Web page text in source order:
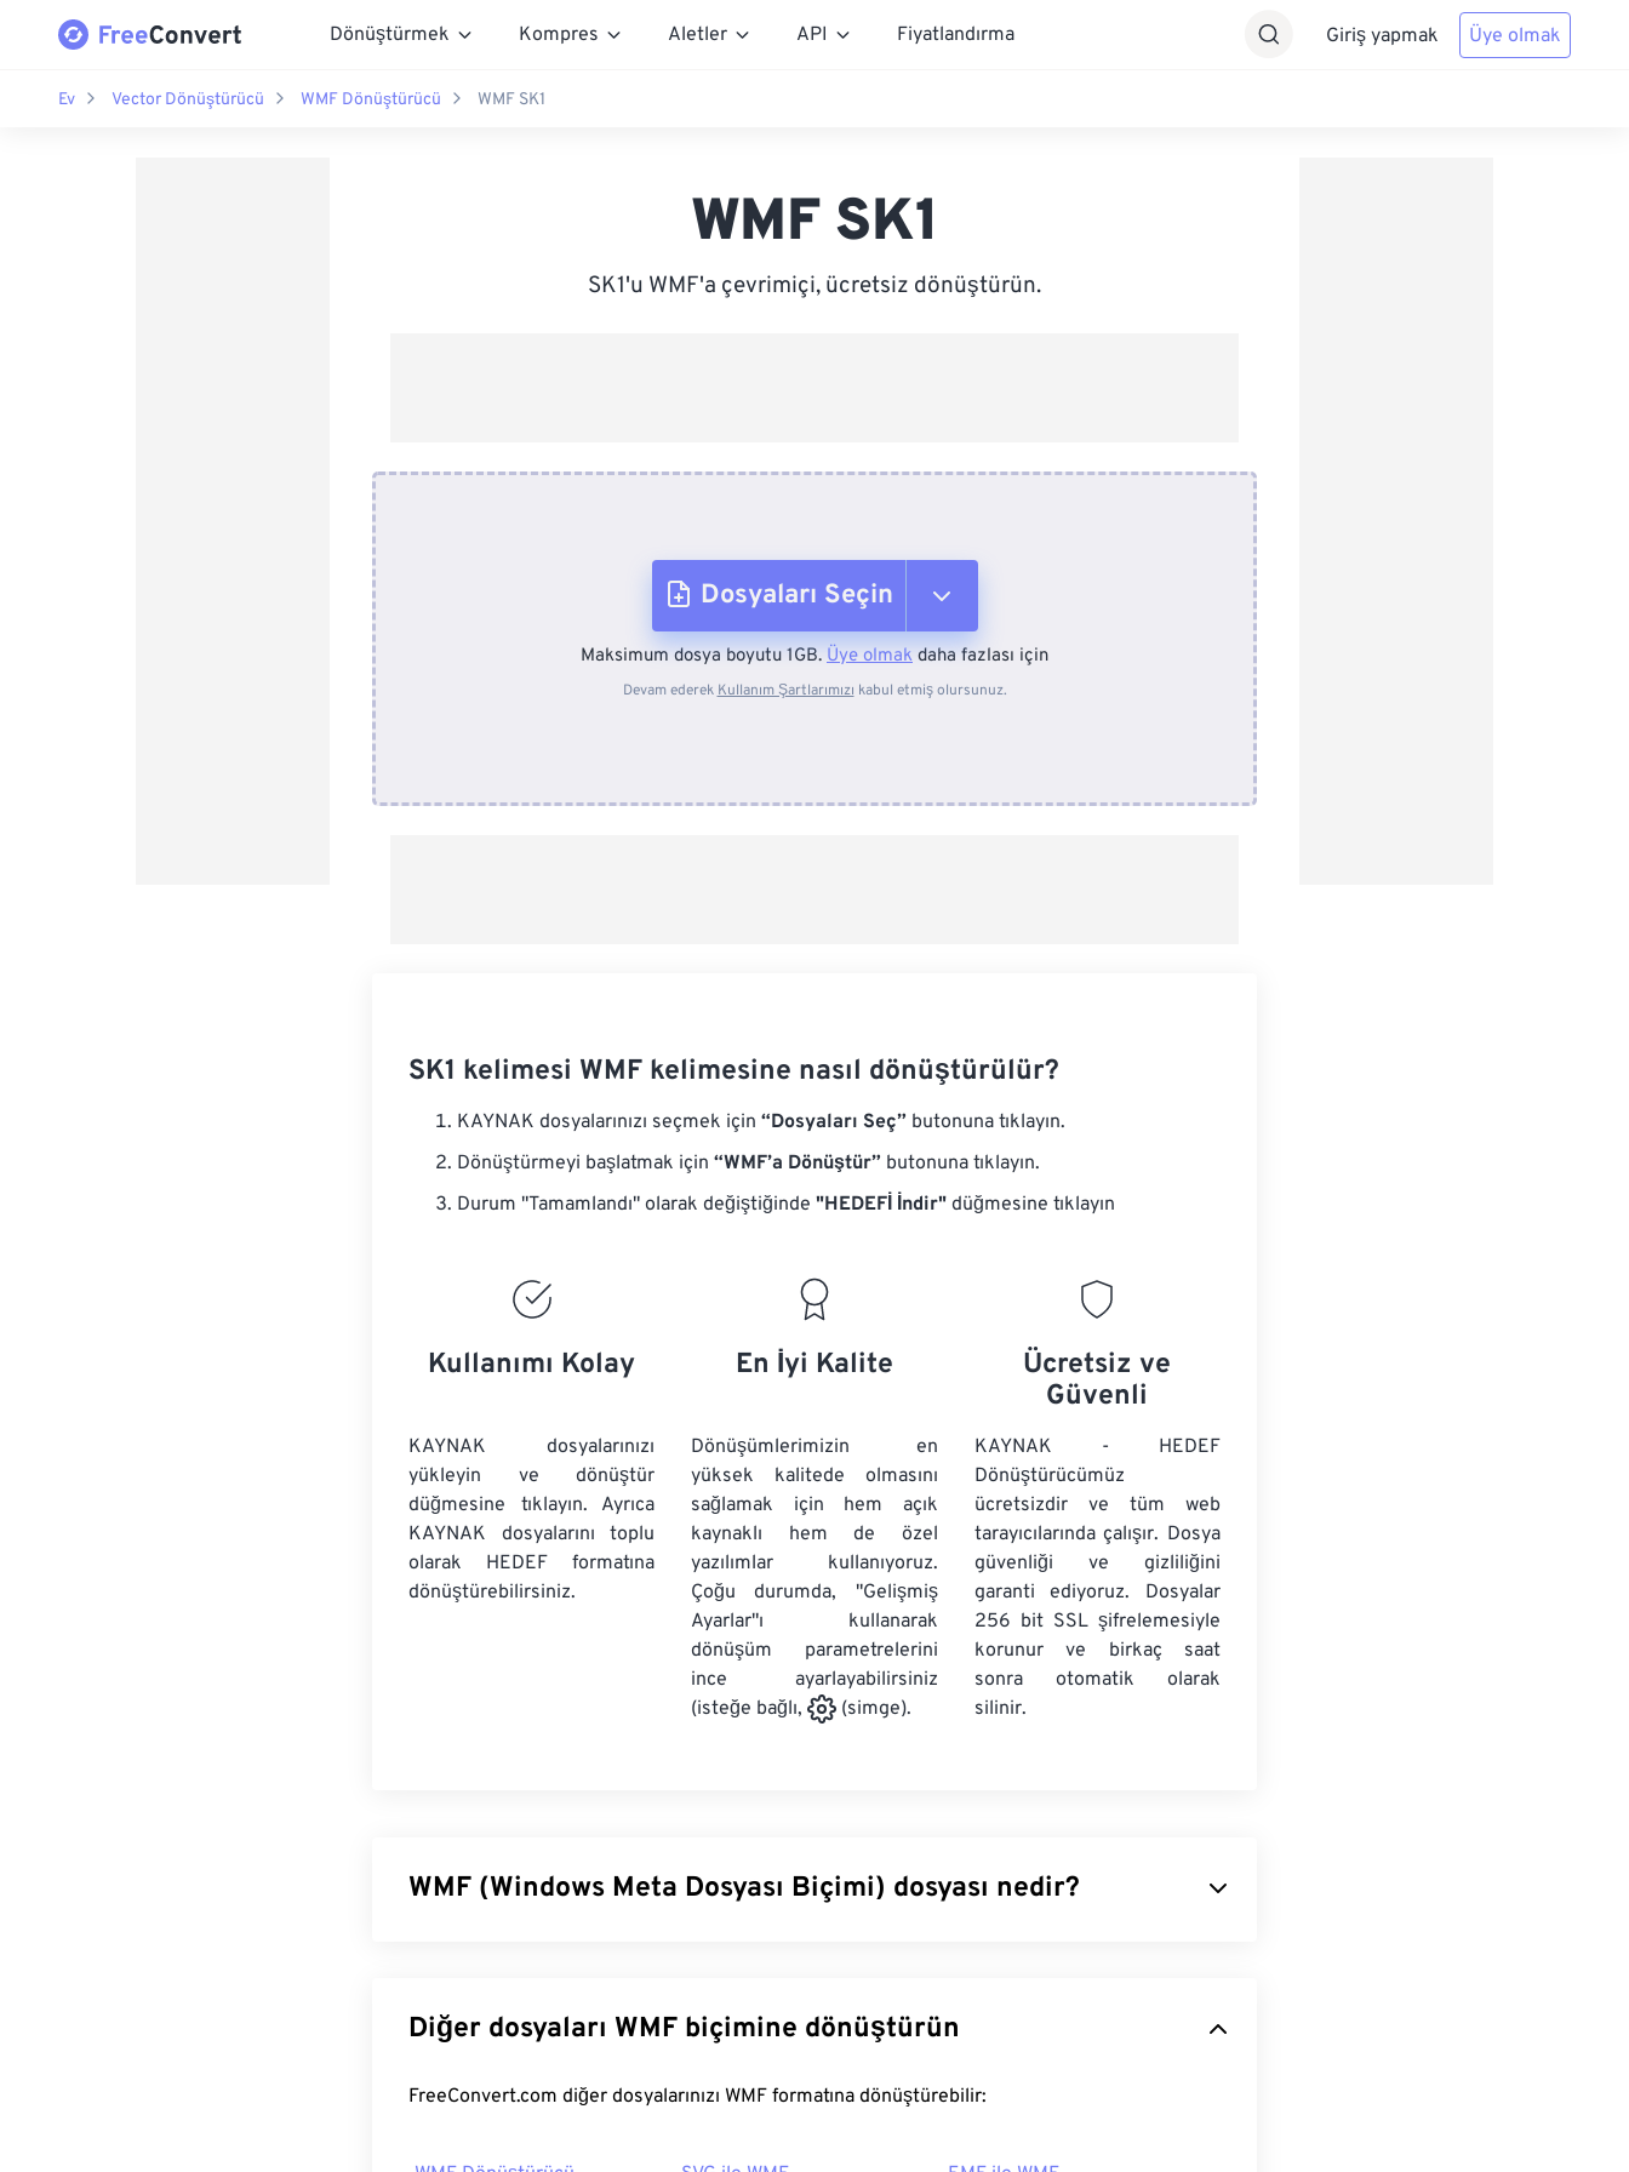
Dönüştürmek Kompres Aletler API Fiyatlandırma Giriş yapmak Üye olmak
Ev Vector Dönüştürücü WMF Dönüştürücü WMF SK1
WMF SK1
SK1'u WMF'a çevrimiçi, ücretsiz dönüştürün.
Dosyaları Seçin
Cihazdan
Maksimum dosya boyutu 1GB. Üye olmak daha fazlası için
Devam ederek Kullanım Şartlarımızı kabul etmiş olursunuz.
SK1 kelimesi WMF kelimesine nasıl dönüştürülür?
KAYNAK dosyalarınızı seçmek için “Dosyaları Seç” butonuna tıklayın.
Dönüştürmeyi başlatmak için “WMF’a Dönüştür” butonuna tıklayın.
Durum "Tamamlandı" olarak değiştiğinde "HEDEFİ İndir" düğmesine tıklayın
Kullanımı Kolay
KAYNAK dosyalarınızı
yükleyin ve dönüştür
düğmesine tıklayın. Ayrıca
KAYNAK dosyalarını toplu
olarak HEDEF formatına
dönüştürebilirsiniz.
En İyi Kalite
Dönüşümlerimizin en
yüksek kalitede olmasını
sağlamak için hem açık
kaynaklı hem de özel
yazılımlar kullanıyoruz.
Çoğu durumda, "Gelişmiş
Ayarlar"ı kullanarak
dönüşüm parametrelerini
ince ayarlayabilirsiniz
(isteğe bağlı,
(simge).
Ücretsiz ve
Güvenli
KAYNAK - HEDEF
Dönüştürücümüz
ücretsizdir ve tüm web
tarayıcılarında çalışır. Dosya
güvenliği ve gizliliğini
garanti ediyoruz. Dosyalar
256 bit SSL şifrelemesiyle
korunur ve birkaç saat
sonra otomatik olarak
silinir.
WMF (Windows Meta Dosyası Biçimi) dosyası nedir?
arasında grafik verilerini paylaşmak için tasarlamıştır. WMF, 32 bitlik Gelişmiş Windows Meta
Dosyası'nın (EMF) 16 bitlik öncüsüdür.
WMF dosyası nasıl açılır?
Diğer dosyaları WMF biçimine dönüştürün
FreeConvert.com diğer dosyalarınızı WMF formatına dönüştürebilir: